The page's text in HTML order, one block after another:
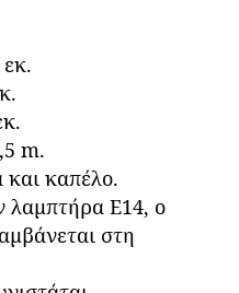
m.
καπέλο.
λαμπτήρα Ε14, ο
στη